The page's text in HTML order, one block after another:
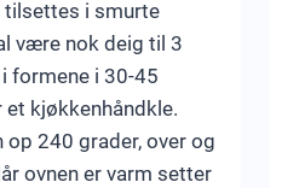
tilsettes i smurte
være nok deig til 3
formene i 30-45
kjøkkenhåndkle.
op 240 grader, over og
ovnen er varm setter